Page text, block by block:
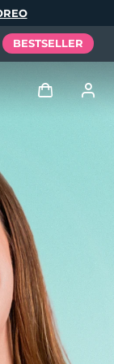
BESTSELLER
utente
dispositivi
I miei ordini
I miei indirizzi
中文